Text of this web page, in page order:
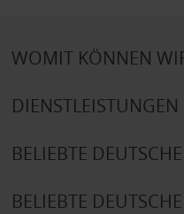
WOMIT KÖNNEN
DIENSTLEISTUNGEN
BELIEBTE
BELIEBTE